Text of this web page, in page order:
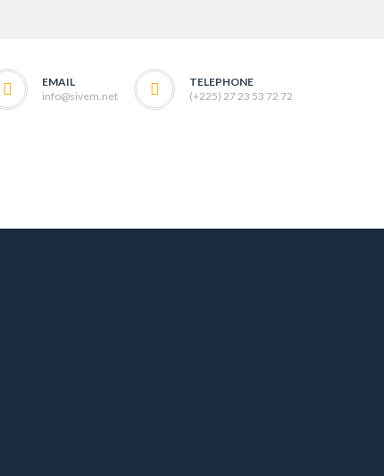
EMAIL
info@sivem.net
TELEPHONE
(+225) 27 23 53 72 72